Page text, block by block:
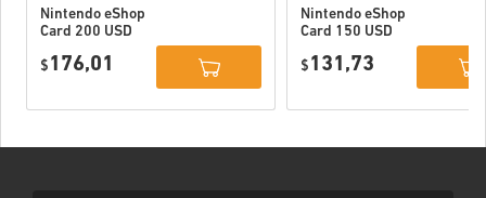
Nintendo eShop
Card 200 USD
$ 176,01
Nintendo eShop
Card 150 USD
$ 131,73